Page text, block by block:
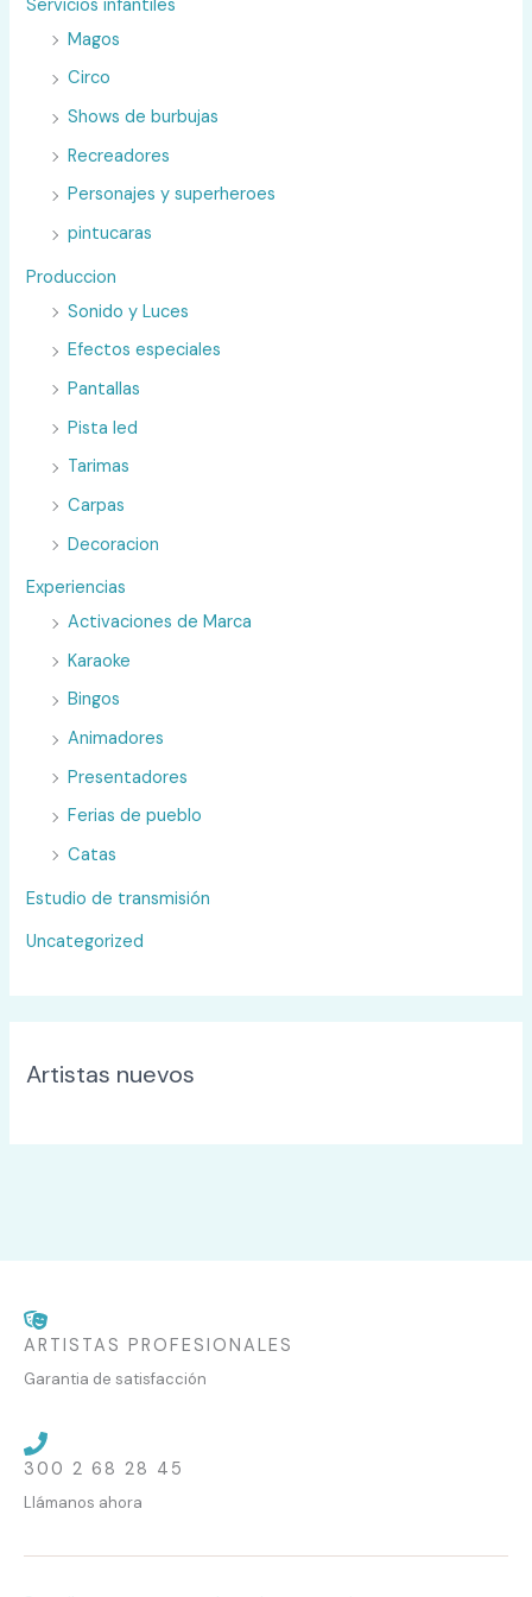
Servicios infantiles
Magos
Circo
Shows de burbujas
Recreadores
Personajes y superheroes
pintucaras
Produccion
Sonido y Luces
Efectos especiales
Pantallas
Pista led
Tarimas
Carpas
Decoracion
Experiencias
Activaciones de Marca
Karaoke
Bingos
Animadores
Presentadores
Ferias de pueblo
Catas
Estudio de transmisión
Uncategorized
Artistas nuevos
ARTISTAS PROFESIONALES
Garantia de satisfacción
300 2 68 28 45
Llámanos ahora